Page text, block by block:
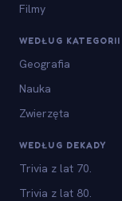
Filmy
WEDŁUG KATEGORII
Geografia
Nauka
Zwierzęta
WEDŁUG DEKADY
Trivia z lat 70.
Trivia z lat 80.